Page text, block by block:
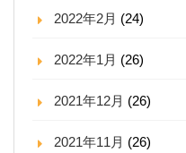
2022年2月 (24)
2022年1月 (26)
2021年12月 (26)
2021年11月 (26)